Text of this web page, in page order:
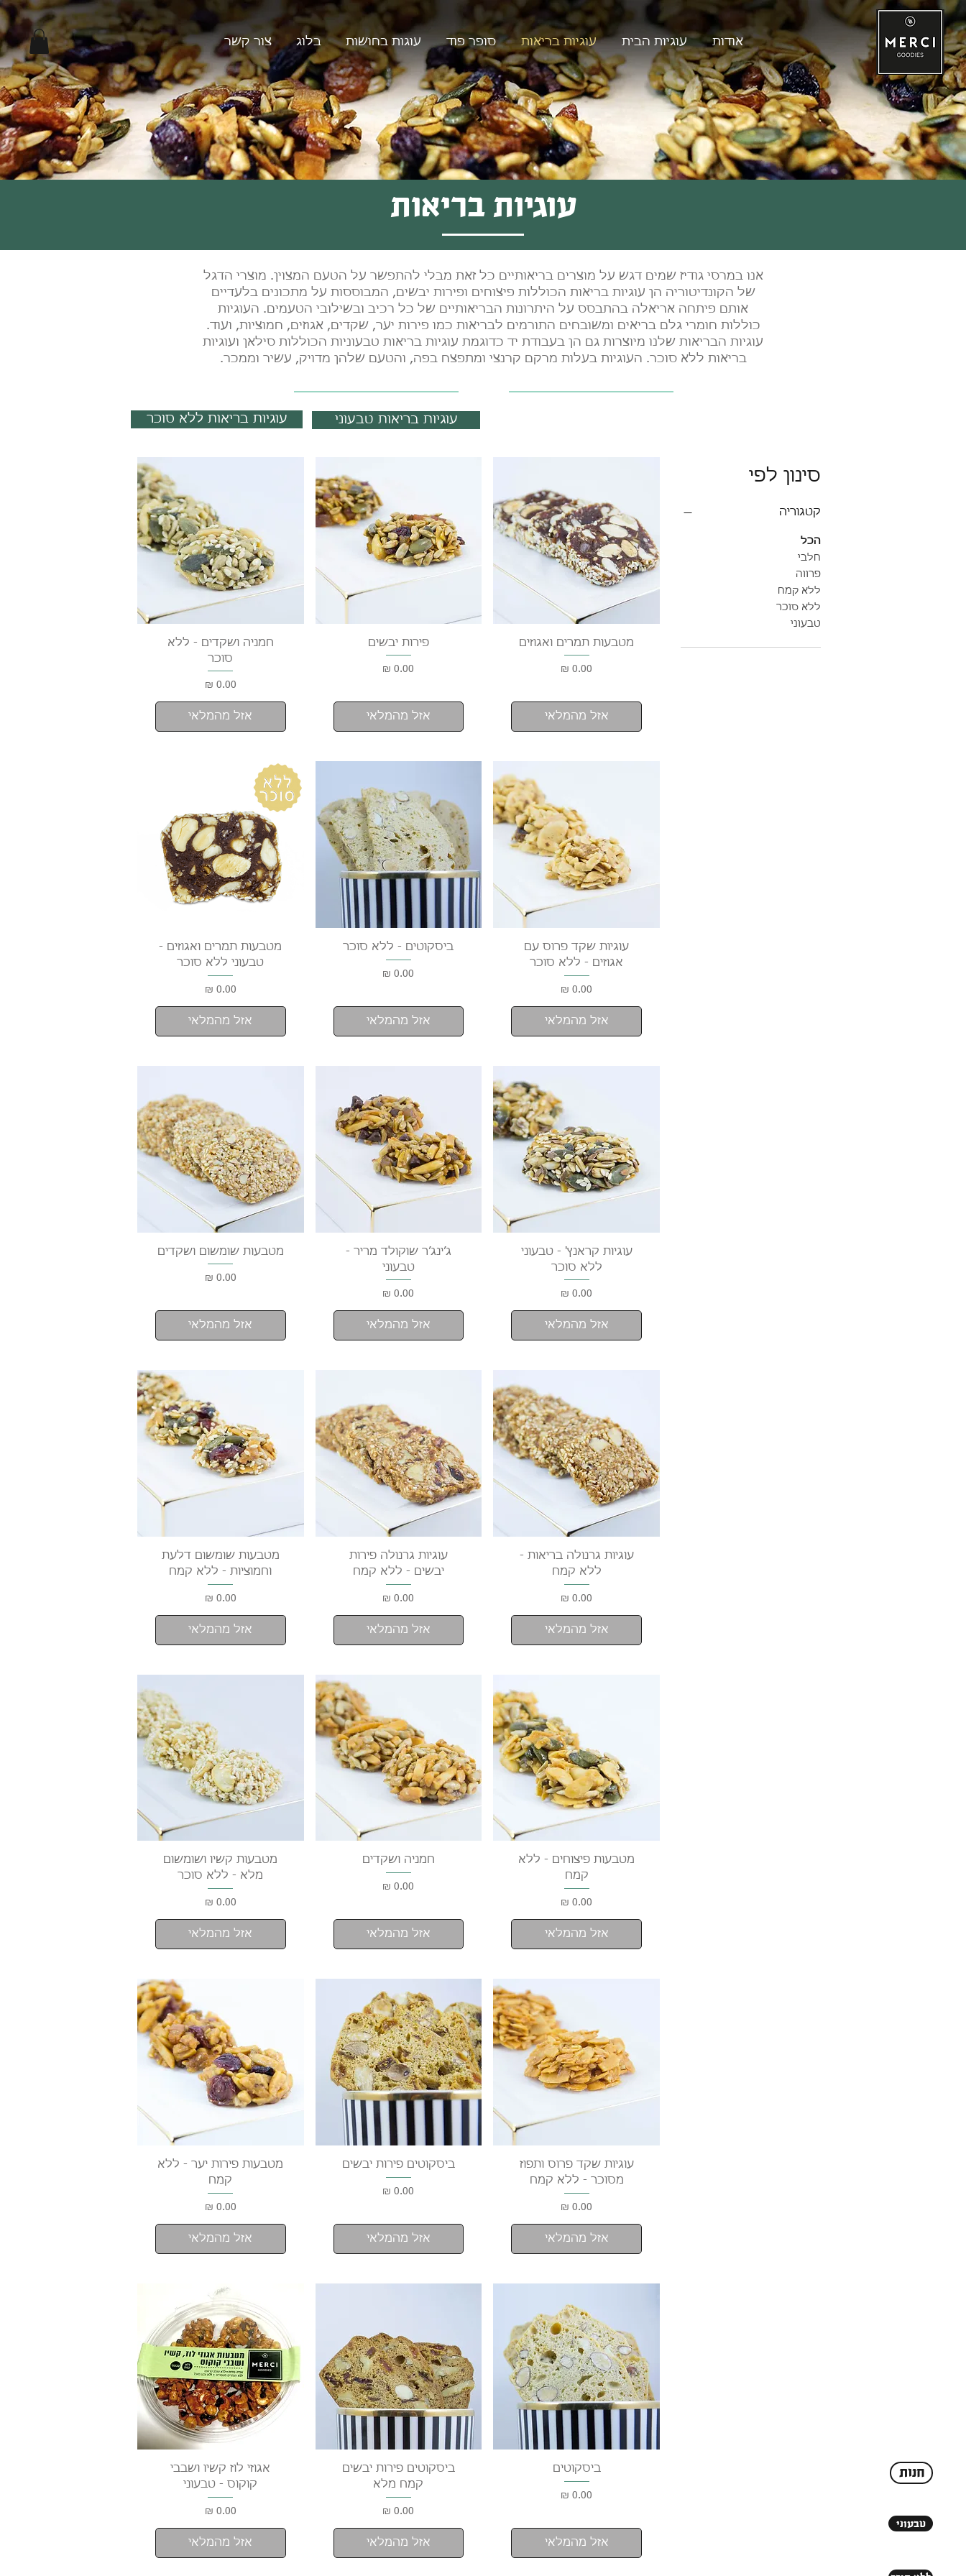
אודות עוגיות הבית עוגיות בריאות סופר פוד עוגות בחושות בלוג צור קשר
עוגיות בריאות
אנו במרסי גודיז שמים דגש על מוצרים בריאותיים כל זאת מבלי להתפשר על הטעם המצוין. מוצרי הדגל
של הקונדיטוריה הן עוגיות בריאות הכוללות פיצוחים ופירות יבשים, המבוססות על מתכונים בלעדיים
אותם פיתחה אריאלה בהתבסס על היתרונות הבריאותיים של כל רכיב ובשילובי הטעמים. העוגיות
כוללות חומרי גלם בריאים ומשובחים התורמים לבריאות כמו פירות יער, שקדים, אגוזים, חמוציות, ועוד.
עוגיות הבריאות שלנו מיוצרות גם הן בעבודת יד כדוגמת עוגיות בריאות טבעוניות הכוללות סילאן ועוגיות
בריאות ללא סוכר. העוגיות בעלות מרקם קרנצי ומתפצח בפה, והטעם שלהן מדויק, עשיר וממכר.
עוגיות בריאות ללא סוכר עוגיות בריאות טבעוני
סינון לפי
קטגוריה
הכל
חלבי
פרווה
ללא קמח
ללא סוכר
טבעוני
תצוגה מהירה
מטבעות תמרים ואגוזים
מחיר
אזל מהמלאי
תצוגה מהירה
פירות יבשים
מחיר
אזל מהמלאי
תצוגה מהירה
חמניה ושקדים - ללא
סוכר
מחיר
אזל מהמלאי
תצוגה מהירה
עוגיות שקד פרוס עם
אגוזים - ללא סוכר
מחיר
אזל מהמלאי
תצוגה מהירה
ביסקוטים - ללא סוכר
מחיר
אזל מהמלאי
תצוגה מהירה
מטבעות תמרים ואגוזים -
טבעוני ללא סוכר
מחיר
אזל מהמלאי
תצוגה מהירה
עוגיות קראנץ' - טבעוני
ללא סוכר
מחיר
אזל מהמלאי
תצוגה מהירה
ג’ינג’ר שוקולד מריר -
טבעוני
מחיר
אזל מהמלאי
תצוגה מהירה
מטבעות שומשום ושקדים
מחיר
אזל מהמלאי
תצוגה מהירה
עוגיות גרנולה בריאות -
ללא קמח
מחיר
אזל מהמלאי
תצוגה מהירה
עוגיות גרנולה פירות
יבשים - ללא קמח
מחיר
אזל מהמלאי
תצוגה מהירה
מטבעות שומשום דלעת
וחמוציות - ללא קמח
מחיר
אזל מהמלאי
תצוגה מהירה
מטבעות פיצוחים - ללא
קמח
מחיר
אזל מהמלאי
תצוגה מהירה
חמניה ושקדים
מחיר
אזל מהמלאי
תצוגה מהירה
מטבעות קשיו ושומשום
מלא - ללא סוכר
מחיר
אזל מהמלאי
תצוגה מהירה
עוגיות שקד פרוס ותפוז
מסוכר - ללא קמח
מחיר
אזל מהמלאי
תצוגה מהירה
ביסקוטים פירות יבשים
מחיר
אזל מהמלאי
תצוגה מהירה
מטבעות פירות יער - ללא
קמח
מחיר
אזל מהמלאי
תצוגה מהירה
ביסקוטים
מחיר
אזל מהמלאי
תצוגה מהירה
ביסקוטים פירות יבשים
קמח מלא
מחיר
אזל מהמלאי
תצוגה מהירה
אגוזי לוז קשיו ושבבי
קוקוס - טבעוני
מחיר
אזל מהמלאי
חנות
טבעוני